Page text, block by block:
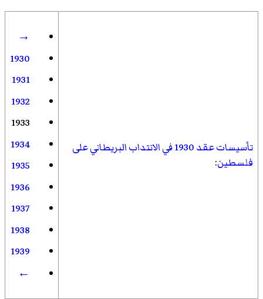
تأسيسات عقد 1930 في الانتداب البريطاني على
فلسطين:
→
1930
1931
1932
1933
1934
1935
1936
1937
1938
1939
←